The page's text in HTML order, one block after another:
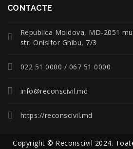
CONTACTE
Republica Moldova, MD-2051
str. Onisifor Ghibu, 7/3
022 51 0000 / 067 51 0000
info@reconscivil.md
https://reconscivil.md
Copyright © Reconscivil 2024.